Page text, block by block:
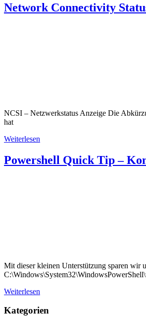
Network Connectivity
NCSI – Netzwerkstatus Anzeige Die
hat
Weiterlesen
Powershell Quick Tip –
Mit dieser kleinen Unterstützung sparen wir
Weiterlesen
Kategorien